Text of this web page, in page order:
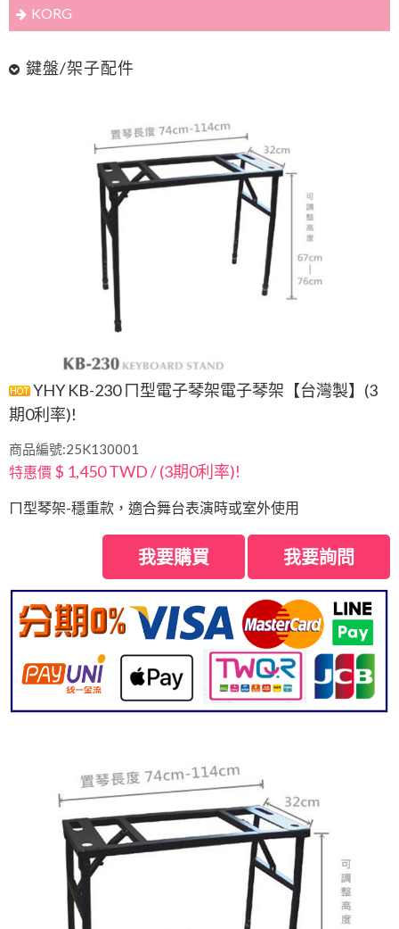
KORG
鍵盤/架子配件
YHY KB-230 ㄇ型電子琴架電子琴架【台灣製】(3
期0利率)!
商品編號:25K130001
特惠價 $ 1,450 TWD / (3期0利率)!
ㄇ型琴架-穩重款，適合舞台表演時或室外使用
我要購買 我要詢問